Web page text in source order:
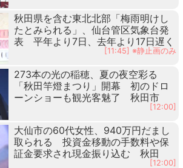
秋田県を含む東北北部「梅雨明けし
たとみられる」、仙台管区気象台発
表 平年より7日、去年より17日遅く
[11:45] ※静止画のみ
273本の光の稲穂、夏の夜空彩る
「秋田竿燈まつり」開幕 初のドロ
ーンショーも観光客魅了 秋田市
[12:00]
大仙市の60代女性、940万円だまし
取られる 投資金移動の手数料や保
証金要求され現金振り込む 秋田
[12:00]